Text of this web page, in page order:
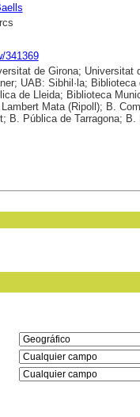
341369
de Girona; Universitat
UAB: Sibhil·la; Biblioteca
de Lleida; Biblioteca
Mata (Ripoll); B.
B. Pública de Tarragona; B.